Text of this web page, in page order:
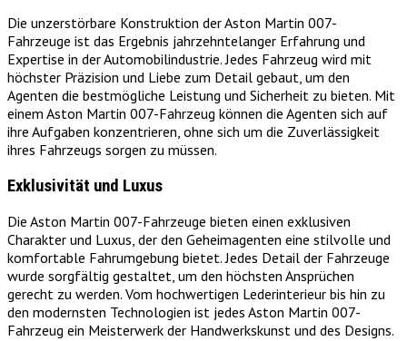
Die unzerstörbare Konstruktion der Aston Martin 007-
Fahrzeuge ist das Ergebnis jahrzehntelanger Erfahrung und
Expertise in der Automobilindustrie. Jedes Fahrzeug wird mit
höchster Präzision und Liebe zum Detail gebaut, um den
Agenten die bestmögliche Leistung und Sicherheit zu bieten. Mit
einem Aston Martin 007-Fahrzeug können die Agenten sich auf
ihre Aufgaben konzentrieren, ohne sich um die Zuverlässigkeit
ihres Fahrzeugs sorgen zu müssen.
Exklusivität und Luxus
Die Aston Martin 007-Fahrzeuge bieten einen exklusiven
Charakter und Luxus, der den Geheimagenten eine stilvolle und
komfortable Fahrumgebung bietet. Jedes Detail der Fahrzeuge
wurde sorgfältig gestaltet, um den höchsten Ansprüchen
gerecht zu werden. Vom hochwertigen Lederinterieur bis hin zu
den modernsten Technologien ist jedes Aston Martin 007-
Fahrzeug ein Meisterwerk der Handwerkskunst und des Designs.